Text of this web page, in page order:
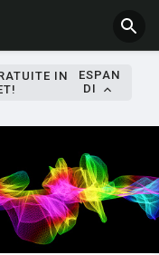
IN
ESPAN
DI